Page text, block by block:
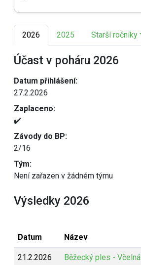
2026 2025 Starší ročníky
Účast v poháru 2026
Datum přihlášení:
27.2.2026
Zaplaceno:
✔️
Závody do BP:
2/16
Tým:
Není zařazen v žádném týmu
Výsledky 2026
Datum Název
21.2.2026 Běžecký ples - Včelná